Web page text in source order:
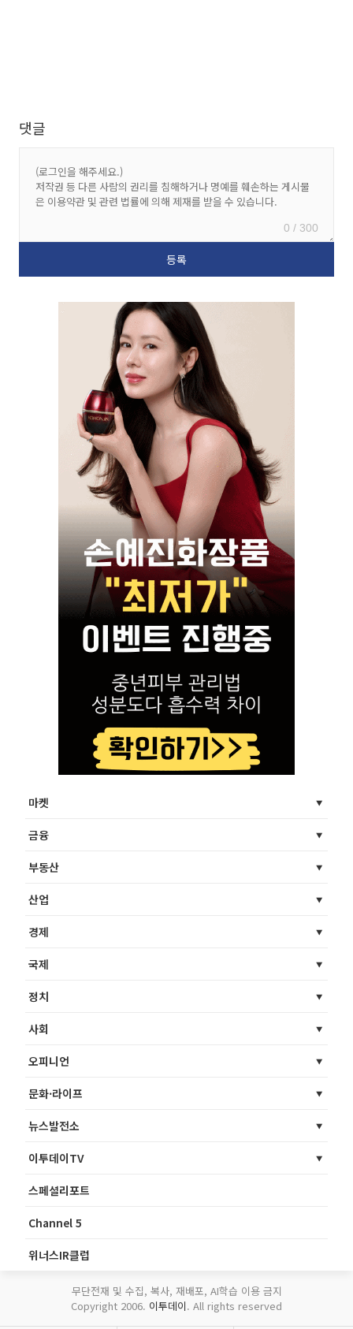
댓글
0 / 300
마켓
금융
부동산
산업
경제
국제
정치
사회
오피니언
문화·라이프
뉴스발전소
이투데이TV
스페셜리포트
Channel 5
위너스IR클럽
무단전재 및 수집, 복사, 재배포, AI학습 이용 금지
Copyright 2006. 이투데이. All rights reserved